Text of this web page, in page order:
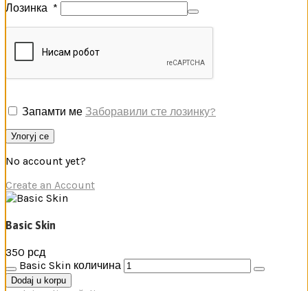
Лозинка *
Запамти ме Заборавили сте лозинку?
Улогуј се
No account yet?
Create an Account
Basic Skin
350 рсд
Basic Skin количина
Dodaj u korpu